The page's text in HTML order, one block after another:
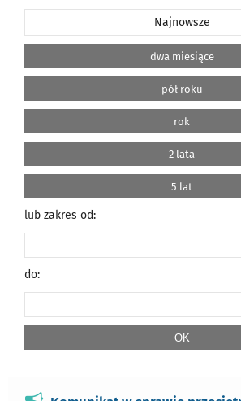
Najnowsze
dwa miesiące
pół roku
rok
2 lata
5 lat
lub zakres od:
do: